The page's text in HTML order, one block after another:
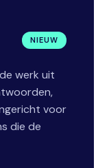
NIEUW
werk uit
voor
die de